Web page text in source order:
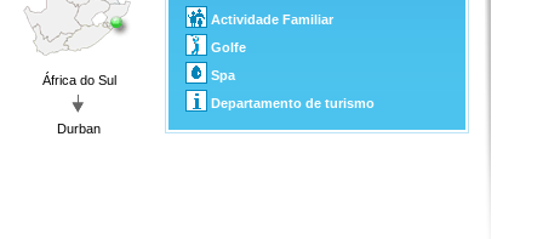
África do Sul
Durban
Actividade Familiar
Golfe
Spa
Departamento de turismo